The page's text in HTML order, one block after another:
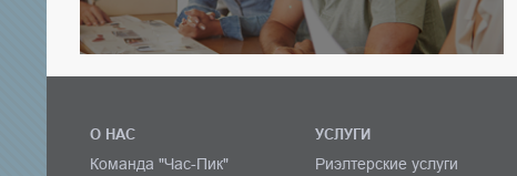
О НАС
Команда "Час-Пик"
УСЛУГИ
Риэлтерские услуги